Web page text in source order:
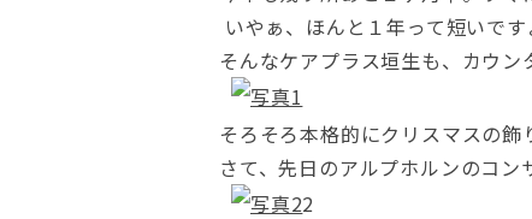
いやぁ、ほんと１年って短いです
そんなケアプラス垣生も、カウン
そろそろ本格的にクリスマスの飾
さて、先日のアルプホルンのコン
2